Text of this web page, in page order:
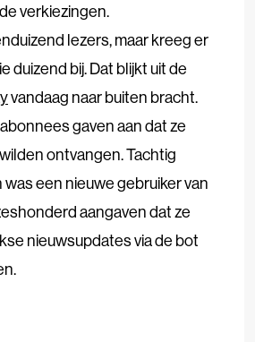
verkiezingen.
lezers, maar kreeg er
duizend bij. Dat blijkt uit de
vandaag naar buiten bracht.
gaven aan dat ze
ontvangen. Tachtig
een nieuwe gebruiker van
aangaven dat ze
nieuwsupdates via de bot